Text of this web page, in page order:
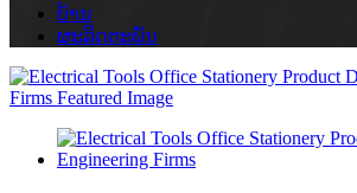
ບ້ານ
ຜະລິດຕະພັນ